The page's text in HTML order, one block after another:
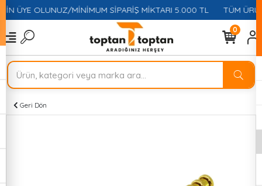
ÜYE OLUNUZ/MİNİMUM SİPARİŞ MİKTARI 5.000 TL TÜM
0
Geri Dön